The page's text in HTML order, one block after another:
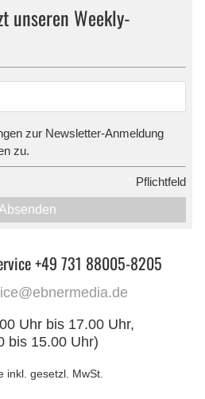
unseren Weekly-
zur Newsletter-Anmeldung
zu.
Pflichtfeld
Absenden
+49 731 88005-8205
Uhr bis 17.00 Uhr,
bis 15.00 Uhr)
inkl. gesetzl. MwSt.